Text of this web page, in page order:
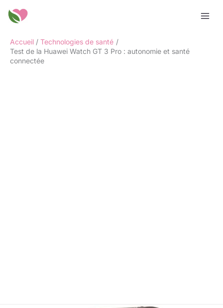
Accueil
Technologies de santé
Test de la Huawei Watch GT 3 Pro : autonomie et santé
connectée